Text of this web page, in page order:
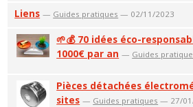
Liens — Guides pratiques — 02/11/2023
🌱💰 70 idées éco-
1000€ par an — Guides
Pièces détachées
sites — Guides pratiques — 27/